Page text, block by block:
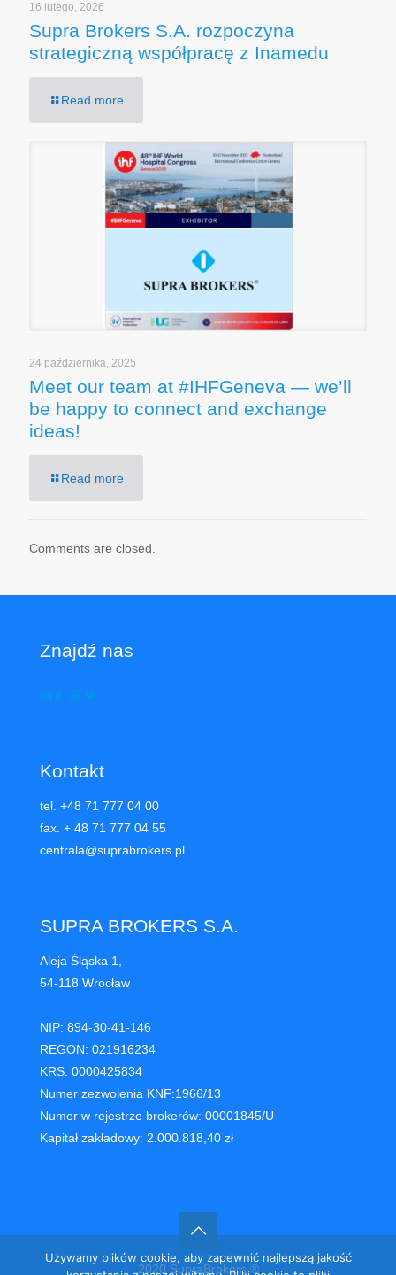
16 lutego, 2026
Supra Brokers S.A. rozpoczyna
strategiczną współpracę z Inamedu
Read more
24 października, 2025
Meet our team at #IHFGeneva — we’ll
be happy to connect and exchange
ideas!
Read more
Comments are closed.
Znajdź nas
Kontakt
tel. +48 71 777 04 00
fax. + 48 71 777 04 55
centrala@suprabrokers.pl
SUPRA BROKERS S.A.
Aleja Śląska 1,
54-118 Wrocław
NIP: 894-30-41-146
REGON: 021916234
KRS: 0000425834
Numer zezwolenia KNF:1966/13
Numer w rejestrze brokerów: 00001845/U
Kapitał zakładowy: 2.000.818,40 zł
2020 SupraBrokers ®
Używamy plików cookie, aby zapewnić najlepszą jakość